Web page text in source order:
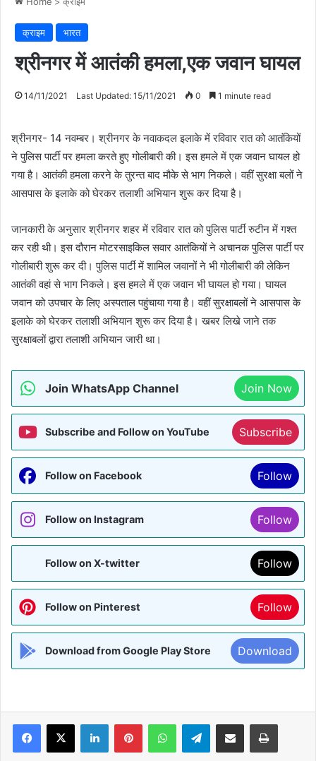
क्राइम भारत
श्रीनगर में आतंकी हमला,एक जवान घायल
14/11/2021 Last Updated: 15/11/2021 0 1 minute read
श्रीनगर- 14 नवम्बर। श्रीनगर के नवाकदल इलाके में रविवार रात को आतंकियों
ने पुलिस पार्टी पर हमला करते हुए गोलीबारी की। इस हमले में एक जवान घायल हो
गया है। आतंकी हमला करने के तुरन्त बाद मौके से भाग निकले। वहीं सुरक्षा बलों ने
आसपास के इलाके को घेरकर तलाशी अभियान शुरू कर दिया है।
जानकारी के अनुसार श्रीनगर शहर में रविवार रात को पुलिस पार्टी रुटीन में गश्त
कर रही थी। इस दौरान मोटरसाइकिल सवार आतंकियों ने अचानक पुलिस पार्टी पर
गोलीबारी शुरू कर दी। पुलिस पार्टी में शामिल जवानों ने भी गोलीबारी की लेकिन
आतंकी वहां से भाग निकले। इस हमले में एक जवान भी घायल हो गया। घायल
जवान को उपचार के लिए अस्पताल पहुंचाया गया है। वहीं सुरक्षाबलों ने आसपास के
इलाके को घेरकर तलाशी अभियान शुरू कर दिया है। खबर लिखे जाने तक
सुरक्षाबलों द्वारा तलाशी अभियान जारी था।
Join WhatsApp Channel Join Now
Subscribe and Follow on YouTube Subscribe
Follow on Facebook Follow
Follow on Instagram Follow
Follow on X-twitter Follow
Follow on Pinterest Follow
Download from Google Play Store Download
Facebook
X LinkedInPinterestWhatsAppTelegramShare via Email Print